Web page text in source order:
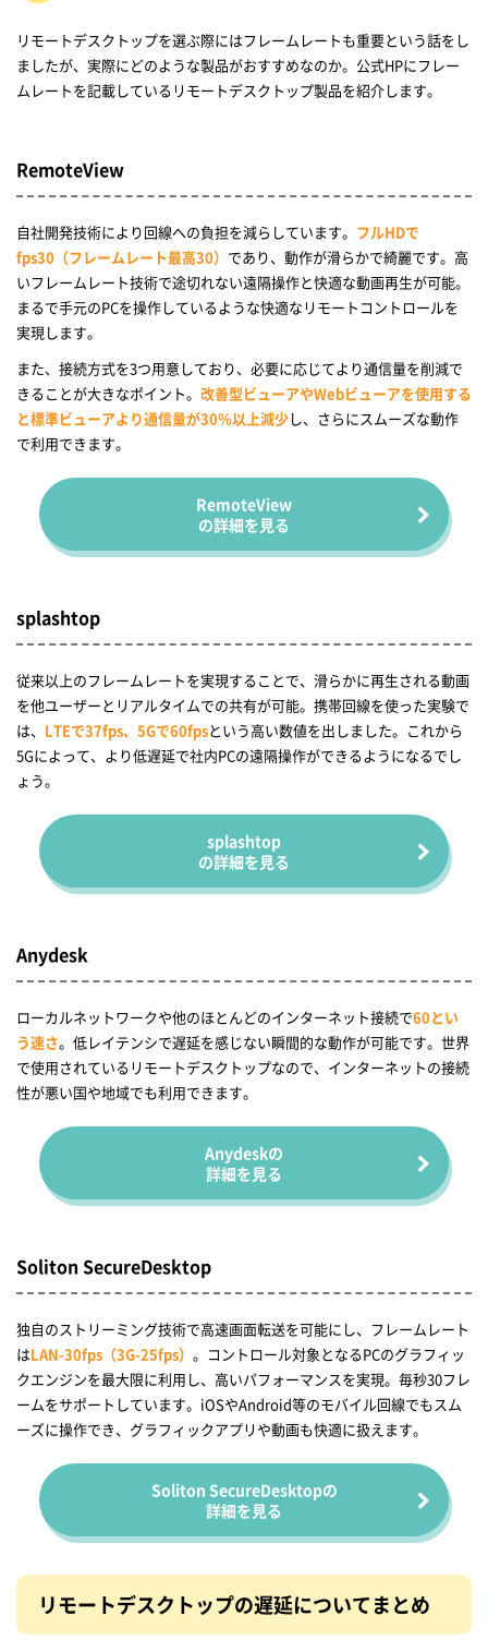
リモートデスクトップを選ぶ際にはフレームレートも重要という話をし
ましたが、実際にどのような製品がおすすめなのか。公式HPにフレー
ムレートを記載しているリモートデスクトップ製品を紹介します。
RemoteView
自社開発技術により回線への負担を減らしています。 フルHDで
fps30（フレームレート最高30） であり、動作が滑らかで綺麗です。高
いフレームレート技術で途切れない遠隔操作と快適な動画再生が可能。
まるで手元のPCを操作しているような快適なリモートコントロールを
実現します。
また、接続方式を3つ用意しており、必要に応じてより通信量を削減で
きることが大きなポイント。 改善型ビューアやWebビューアを使用する
と標準ビューアより通信量が30％以上減少し、さらにスムーズな動作
で利用できます。
RemoteView
の詳細を見る
splashtop
従来以上のフレームレートを実現することで、滑らかに再生される動画
を他ユーザーとリアルタイムでの共有が可能。携帯回線を使った実験で
は、 LTEで37fps、5Gで60fpsという高い数値を出しました。これから
5Gによって、より低遅延で社内PCの遠隔操作ができるようになるでし
ょう。
splashtop
の詳細を見る
Anydesk
ローカルネットワークや他のほとんどのインターネット接続で60とい
う速さ。低レイテンシで遅延を感じない瞬間的な動作が可能です。世界
で使用されているリモートデスクトップなので、インターネットの接続
性が悪い国や地域でも利用できます。
Anydeskの
詳細を見る
Soliton SecureDesktop
独自のストリーミング技術で高速画面転送を可能にし、フレームレート
はLAN-30fps（3G-25fps） 。コントロール対象となるPCのグラフィッ
クエンジンを最大限に利用し、高いパフォーマンスを実現。毎秒30フレ
ームをサポートしています。iOSやAndroid等のモバイル回線でもスム
ーズに操作でき、グラフィックアプリや動画も快適に扱えます。
Soliton SecureDesktopの
詳細を見る
リモートデスクトップの遅延についてまとめ